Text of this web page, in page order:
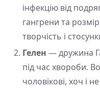
інфекцію від
гангрени та
творчість і
Гелен — дружина
під час хвороби.
чоловікові, хоч і